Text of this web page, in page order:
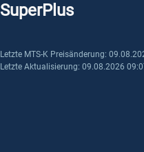
SuperPlus
Letzte MTS-K Preisänderung:
Letzte Aktualisierung: 09.08.2026